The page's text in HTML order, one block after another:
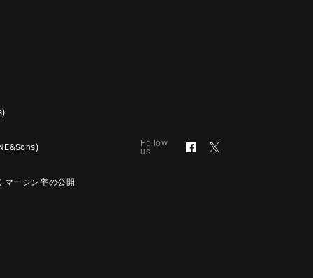
マージン率の公開
Follow
us